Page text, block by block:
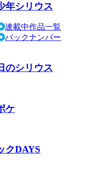
年シリウス
連載中作品一覧
バックナンバー
のシリウス
ケ
クDAYS